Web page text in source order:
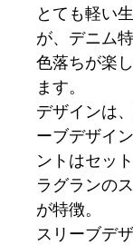
とても軽い
が、デニム
色落ちが楽
ます。
デザインは
ーブデザイ
ントはセッ
ラグランの
が特徴。
スリーブデ